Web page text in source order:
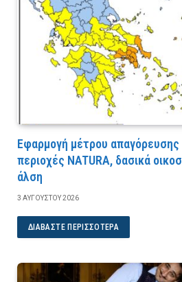
Εφαρμογή μέτρου απαγόρευσης
περιοχές NATURA, δασικά
άλση
3 ΑΥΓΟΎΣΤΟΥ 2026
ΔΙΑΒΆΣΤΕ ΠΕΡΙΣΣΌΤΕΡΑ